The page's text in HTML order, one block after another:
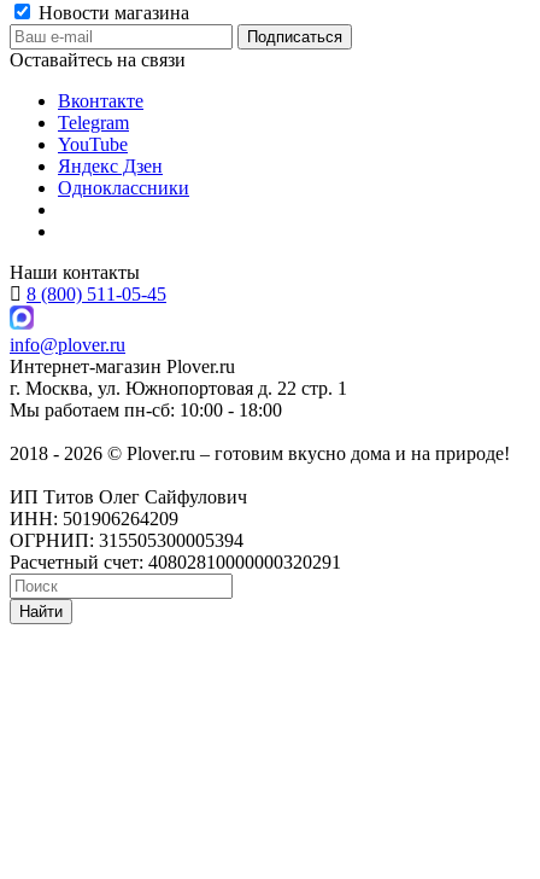
Новости магазина
Оставайтесь на связи
Вконтакте
Telegram
YouTube
Яндекс Дзен
Одноклассники
Наши контакты
8 (800) 511-05-45
info@plover.ru
Интернет-магазин Plover.ru
г. Москва, ул. Южнопортовая д. 22 стр. 1
Мы работаем пн-сб: 10:00 - 18:00
2018 - 2026 © Plover.ru – готовим вкусно дома и на природе!
ИП Титов Олег Сайфулович
ИНН: 501906264209
ОГРНИП: 315505300005394
Расчетный счет: 40802810000000320291
Найти